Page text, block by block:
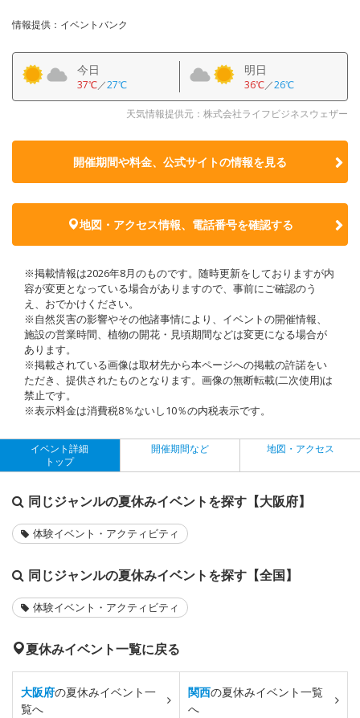
情報提供：イベントバンク
今日
37℃／27℃
明日
36℃／26℃
天気情報提供元：株式会社ライフビジネスウェザー
開催期間や料金、公式サイトの情報を見る
地図・アクセス情報、電話番号を確認する
※掲載情報は2026年8月のものです。随時更新をしておりますが内
容が変更となっている場合がありますので、事前にご確認のう
え、おでかけください。
※自然災害の影響やその他諸事情により、イベントの開催情報、
施設の営業時間、植物の開花・見頃期間などは変更になる場合が
あります。
※掲載されている画像は取材先から本ページへの掲載の許諾をい
ただき、提供されたものとなります。画像の無断転載(二次使用)は
禁止です。
※表示料金は消費税8％ないし10％の内税表示です。
イベント詳細
トップ
開催期間など 地図・アクセス
同じジャンルの夏休みイベントを探す【大阪府】
体験イベント・アクティビティ
同じジャンルの夏休みイベントを探す【全国】
体験イベント・アクティビティ
夏休みイベント一覧に戻る
大阪府の夏休みイベント一
覧へ
関西の夏休みイベント一覧
へ